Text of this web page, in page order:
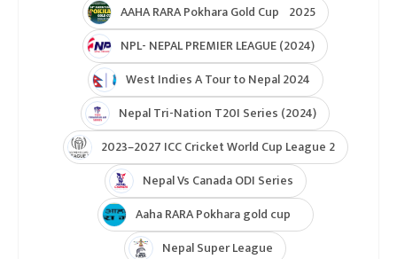
AAHA RARA Pokhara Gold Cup 2025
NPL- NEPAL PREMIER LEAGUE (2024)
West Indies A Tour to Nepal 2024
Nepal Tri-Nation T20I Series (2024)
2023–2027 ICC Cricket World Cup League 2
Nepal Vs Canada ODI Series
Aaha RARA Pokhara gold cup
Nepal Super League